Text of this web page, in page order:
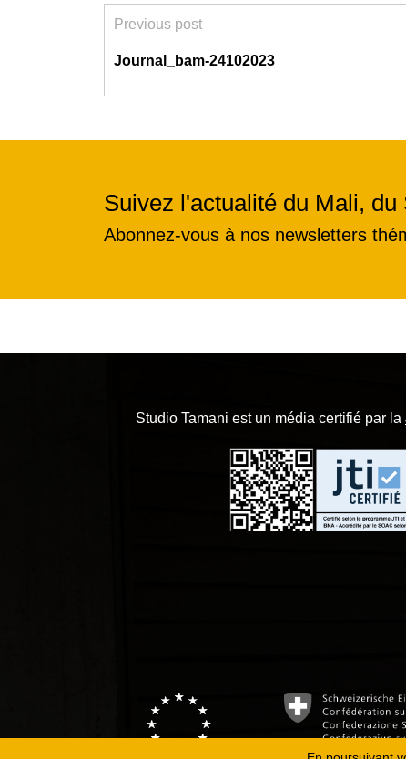
Previous post
Journal_bam-24102023
Suivez l'actualité du Mali,
Abonnez-vous à nos newsletters
Studio Tamani est un média certifié par la